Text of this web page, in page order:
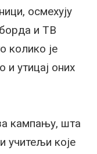
осмехују
и ТВ
колико је
и утицај оних
кампању, шта
учитељи које